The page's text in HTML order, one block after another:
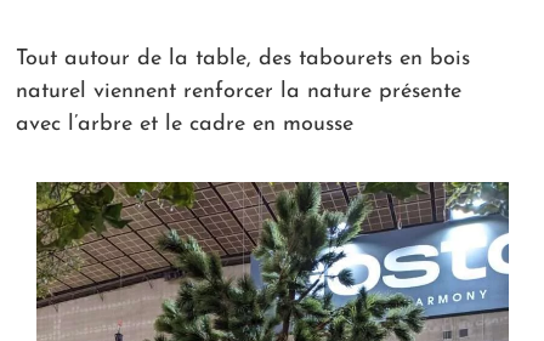
Tout autour de la table, des tabourets en bois
naturel viennent renforcer la nature présente
avec l’arbre et le cadre en mousse